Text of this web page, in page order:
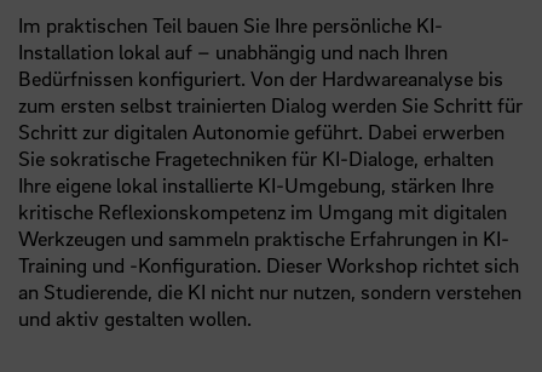
Im praktischen Teil bauen Sie Ihre persönliche KI-
Installation lokal auf – unabhängig und nach Ihren
Bedürfnissen konfiguriert. Von der Hardwareanalyse bis
zum ersten selbst trainierten Dialog werden Sie Schritt für
Schritt zur digitalen Autonomie geführt. Dabei erwerben
Sie sokratische Fragetechniken für KI-Dialoge, erhalten
Ihre eigene lokal installierte KI-Umgebung, stärken Ihre
kritische Reflexionskompetenz im Umgang mit digitalen
Werkzeugen und sammeln praktische Erfahrungen in KI-
Training und -Konfiguration. Dieser Workshop richtet sich
an Studierende, die KI nicht nur nutzen, sondern verstehen
und aktiv gestalten wollen.